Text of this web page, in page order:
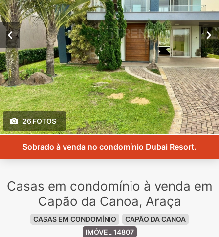
26 FOTOS
Sobrado à venda no condomínio Dubai Resort.
Casas em condomínio à venda em
Capão da Canoa, Araça
CASAS EM CONDOMÍNIO
CAPÃO DA CANOA
IMÓVEL 14807